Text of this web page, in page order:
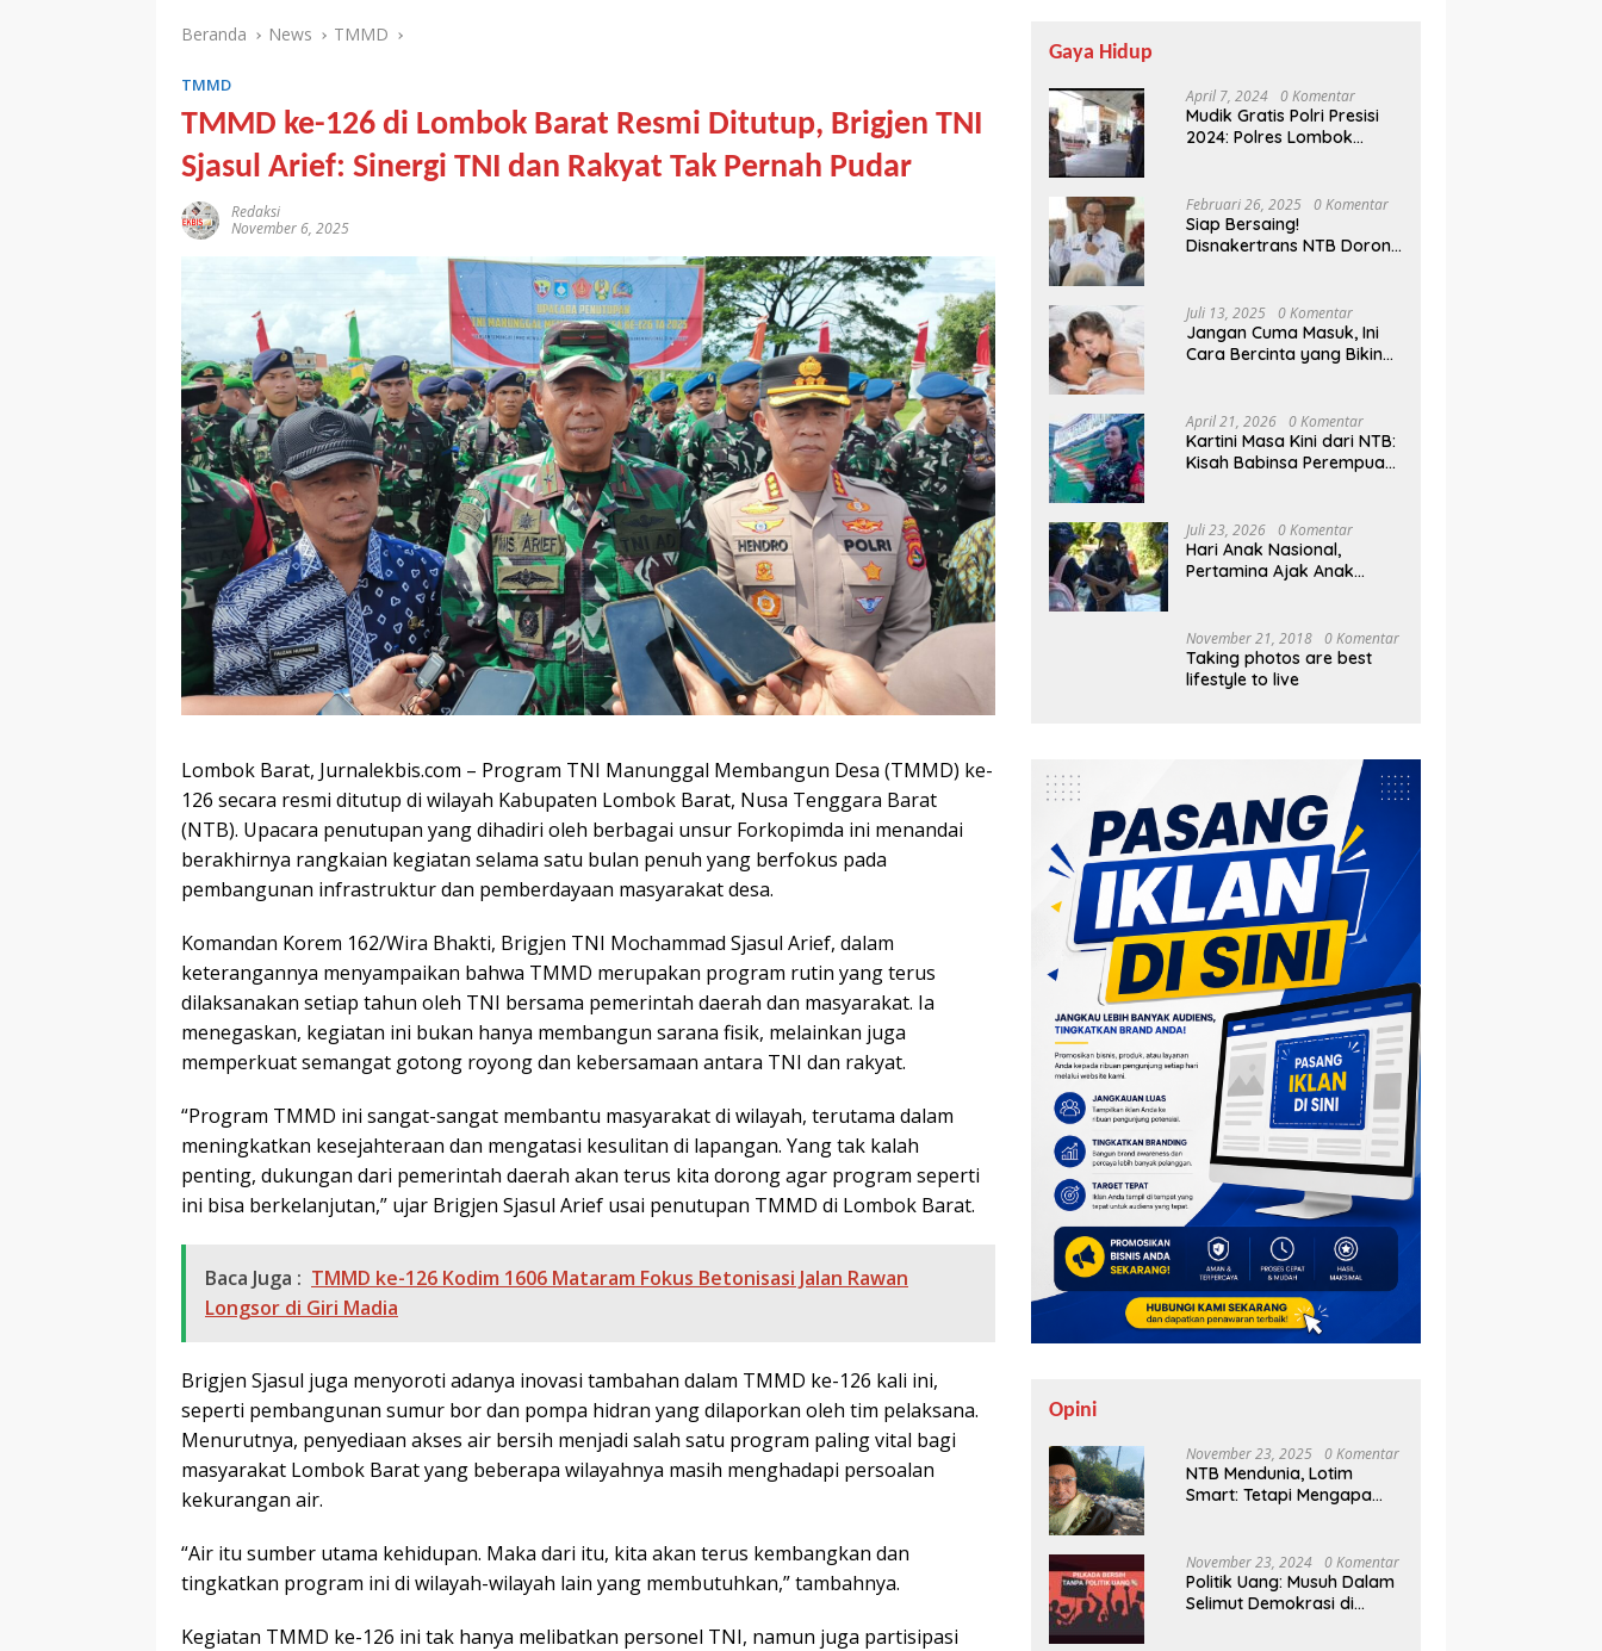
Beranda News TMMD
TMMD
TMMD ke-126 di Lombok Barat Resmi Ditutup, Brigjen TNI
Sjasul Arief: Sinergi TNI dan Rakyat Tak Pernah Pudar
Redaksi
November 6, 2025
Lombok Barat, Jurnalekbis.com – Program TNI Manunggal Membangun Desa (TMMD) ke-
126 secara resmi ditutup di wilayah Kabupaten Lombok Barat, Nusa Tenggara Barat
(NTB). Upacara penutupan yang dihadiri oleh berbagai unsur Forkopimda ini menandai
berakhirnya rangkaian kegiatan selama satu bulan penuh yang berfokus pada
pembangunan infrastruktur dan pemberdayaan masyarakat desa.
Komandan Korem 162/Wira Bhakti, Brigjen TNI Mochammad Sjasul Arief, dalam
keterangannya menyampaikan bahwa TMMD merupakan program rutin yang terus
dilaksanakan setiap tahun oleh TNI bersama pemerintah daerah dan masyarakat. Ia
menegaskan, kegiatan ini bukan hanya membangun sarana fisik, melainkan juga
memperkuat semangat gotong royong dan kebersamaan antara TNI dan rakyat.
“Program TMMD ini sangat-sangat membantu masyarakat di wilayah, terutama dalam
meningkatkan kesejahteraan dan mengatasi kesulitan di lapangan. Yang tak kalah
penting, dukungan dari pemerintah daerah akan terus kita dorong agar program seperti
ini bisa berkelanjutan,” ujar Brigjen Sjasul Arief usai penutupan TMMD di Lombok Barat.
Baca Juga : TMMD ke-126 Kodim 1606 Mataram Fokus Betonisasi Jalan Rawan
Longsor di Giri Madia
Brigjen Sjasul juga menyoroti adanya inovasi tambahan dalam TMMD ke-126 kali ini,
seperti pembangunan sumur bor dan pompa hidran yang dilaporkan oleh tim pelaksana.
Menurutnya, penyediaan akses air bersih menjadi salah satu program paling vital bagi
masyarakat Lombok Barat yang beberapa wilayahnya masih menghadapi persoalan
kekurangan air.
“Air itu sumber utama kehidupan. Maka dari itu, kita akan terus kembangkan dan
tingkatkan program ini di wilayah-wilayah lain yang membutuhkan,” tambahnya.
Kegiatan TMMD ke-126 ini tak hanya melibatkan personel TNI, namun juga partisipasi
Gaya Hidup
April 7, 2024 0 Komentar
Mudik Gratis Polri Presisi
2024: Polres Lombok
Februari 26, 2025 0 Komentar
Siap Bersaing!
Disnakertrans NTB Dorong
Juli 13, 2025 0 Komentar
Jangan Cuma Masuk, Ini
Cara Bercinta yang Bikin
April 21, 2026 0 Komentar
Kartini Masa Kini dari NTB:
Kisah Babinsa Perempuan
Juli 23, 2026 0 Komentar
Hari Anak Nasional,
Pertamina Ajak Anak
Mangrove
November 21, 2018 0 Komentar
Taking photos are best
lifestyle to live
Opini
November 23, 2025 0 Komentar
NTB Mendunia, Lotim
Smart: Tetapi Mengapa
November 23, 2024 0 Komentar
Politik Uang: Musuh Dalam
Selimut Demokrasi di